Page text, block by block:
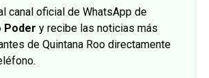
canal oficial de WhatsApp de
Poder y recibe las noticias más
de Quintana Roo directamente